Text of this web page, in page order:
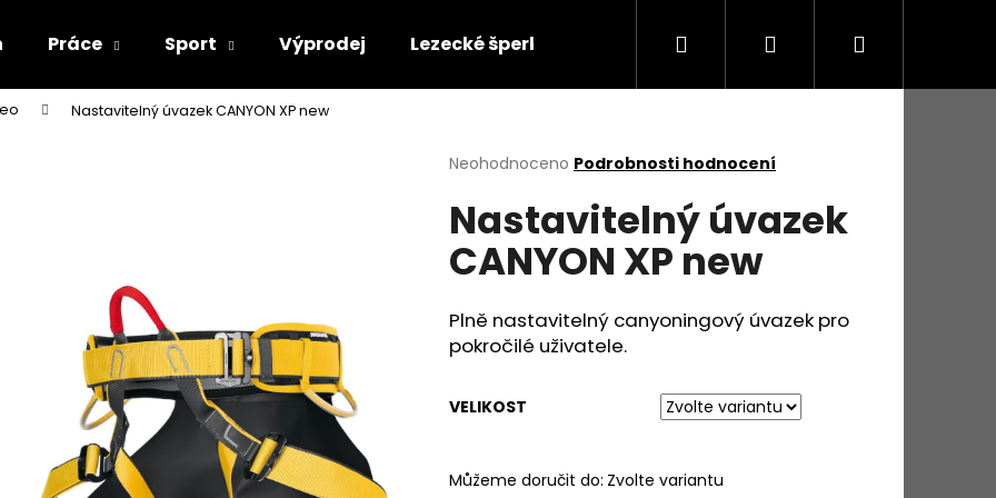
Práce Sport Výprodej Lezecké šperky Výškové práce
Hledat PřihlášeníNákupní
Nastavitelný úvazek CANYON XP new
Průměrné
produktu
je
0,0
z
hvězdiček.
Neohodnoceno Podrobnosti hodnocení
Nastavitelný úvazek
CANYON XP new
Plně nastavitelný canyoningový úvazek pro
pokročilé uživatele.
VELIKOST
Můžeme doručit do: Zvolte variantu
Co potřebujete najít?
Doporučujeme